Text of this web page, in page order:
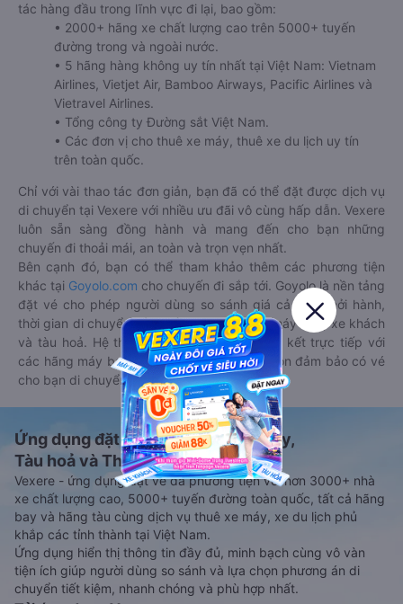
tác hàng đầu trong lĩnh vực đi lại, bao gồm:
• 2000+ hãng xe chất lượng cao trên 5000+ tuyến
đường trong và ngoài nước.
• 5 hãng hàng không uy tín nhất tại Việt Nam: Vietnam
Airlines, Vietjet Air, Bamboo Airways, Pacific Airlines và
Vietravel Airlines.
• Tổng công ty Đường sắt Việt Nam.
• Các đơn vị cho thuê xe máy, thuê xe du lịch uy tín
trên toàn quốc.
Chỉ với vài thao tác đơn giản, bạn đã có thể đặt được dịch vụ
di chuyển tại Vexere với nhiều ưu đãi vô cùng hấp dẫn. Vexere
luôn sẵn sàng đồng hành và mang đến cho bạn những
chuyến đi thoải mái, an toàn và trọn vẹn nhất.
Bên cạnh đó, bạn có thể tham khảo thêm các phương tiện
khác tại Goyolo.com cho chuyến đi sắp tới. Goyolo là nền tảng
đặt vé cho phép người dùng so sánh giá cả, giờ khởi hành,
thời gian di chuyển của nhiều phương tiện máy bay, xe khách
và tàu hoả. Hệ thống của Goyolo được liên kết trực tiếp với
các hãng máy bay, xe khách và tàu hoả, luôn đảm bảo có vé
cho bạn di chuyển.
Ứng dụng đặt vé Xe khách, Máy bay,
Tàu hoả và Thuê xe
Vexere - ứng dụng đặt vé đa phương tiện với hơn 3000+ nhà
xe chất lượng cao, 5000+ tuyến đường toàn quốc, tất cả hãng
bay và hãng tàu cùng dịch vụ thuê xe máy, xe du lịch phủ
khắp các tỉnh thành tại Việt Nam.
Ứng dụng hiển thị thông tin đầy đủ, minh bạch cùng vô vàn
tiện ích giúp người dùng so sánh và lựa chọn phương án di
chuyển tiết kiệm, nhanh chóng và phù hợp nhất.